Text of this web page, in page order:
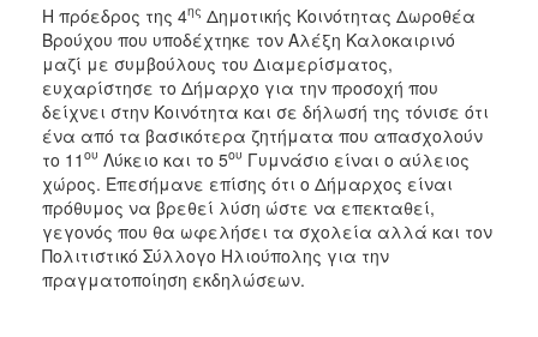
Η πρόεδρος της 4ης Δημοτικής Κοινότητας Δωροθέα
Βρούχου που υποδέχτηκε τον Αλέξη Καλοκαιρινό
μαζί με συμβούλους του Διαμερίσματος,
ευχαρίστησε το Δήμαρχο για την προσοχή που
δείχνει στην Κοινότητα και σε δήλωσή της τόνισε ότι
ένα από τα βασικότερα ζητήματα που απασχολούν
το 11 ου Λύκειο και το 5ου Γυμνάσιο είναι ο αύλειος
χώρος. Επεσήμανε επίσης ότι ο Δήμαρχος είναι
πρόθυμος να βρεθεί λύση ώστε να επεκταθεί,
γεγονός που θα ωφελήσει τα σχολεία αλλά και τον
Πολιτιστικό Σύλλογο Ηλιούπολης για την
πραγματοποίηση εκδηλώσεων.